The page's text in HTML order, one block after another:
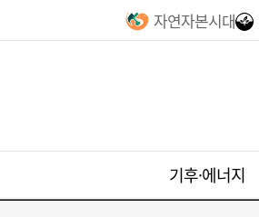
자연자본시대
기후·에너지